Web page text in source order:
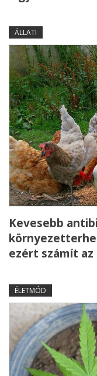
ÁLLATI
Kevesebb
ezért számít
ÉLETMÓD